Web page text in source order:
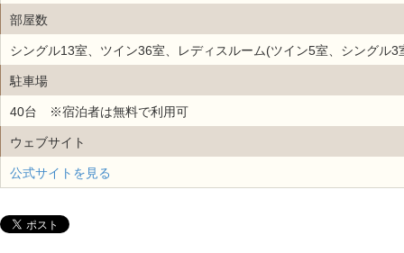
部屋数
シングル13室、ツイン36室、レディスルーム(ツイン5室、シングル3
駐車場
40台 ※宿泊者は無料で利用可
ウェブサイト
公式サイトを見る